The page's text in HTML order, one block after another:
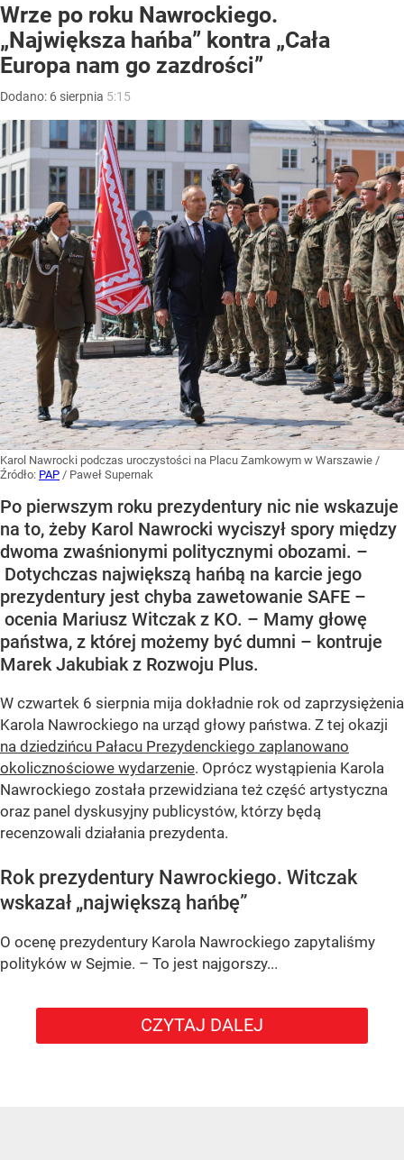
Wrze po roku Nawrockiego.
„Największa hańba” kontra „Cała
Europa nam go zazdrości”
Dodano: 6 sierpnia 5:15
Karol Nawrocki podczas uroczystości na Placu Zamkowym w Warszawie /
Źródło: PAP / Paweł Supernak
Po pierwszym roku prezydentury nic nie wskazuje
na to, żeby Karol Nawrocki wyciszył spory między
dwoma zwaśnionymi politycznymi obozami. –
Dotychczas największą hańbą na karcie jego
prezydentury jest chyba zawetowanie SAFE –
ocenia Mariusz Witczak z KO. – Mamy głowę
państwa, z której możemy być dumni – kontruje
Marek Jakubiak z Rozwoju Plus.
W czwartek 6 sierpnia mija dokładnie rok od zaprzysiężenia
Karola Nawrockiego na urząd głowy państwa. Z tej okazji
na dziedzińcu Pałacu Prezydenckiego zaplanowano
okolicznościowe wydarzenie. Oprócz wystąpienia Karola
Nawrockiego została przewidziana też część artystyczna
oraz panel dyskusyjny publicystów, którzy będą
recenzowali działania prezydenta.
Rok prezydentury Nawrockiego. Witczak
wskazał „największą hańbę”
O ocenę prezydentury Karola Nawrockiego zapytaliśmy
polityków w Sejmie. – To jest najgorszy...
CZYTAJ DALEJ